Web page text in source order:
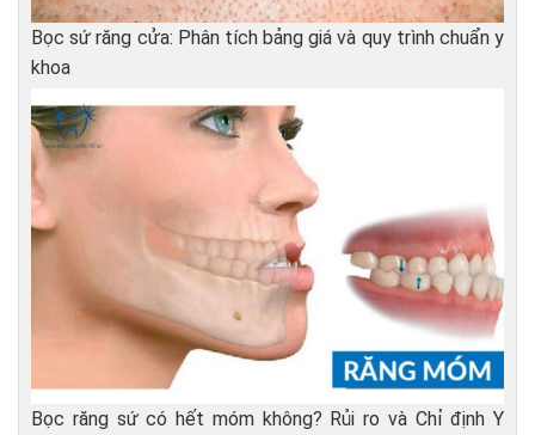
Bọc sứ răng cửa: Phân tích bảng giá và quy trình chuẩn y
khoa
Bọc răng sứ có hết móm không? Rủi ro và Chỉ định Y